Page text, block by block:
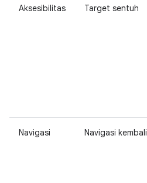
Aksesibilitas Target sentuh
Navigasi Navigasi kembali